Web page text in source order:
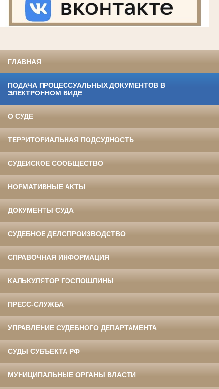
ГЛАВНАЯ
ПОДАЧА ПРОЦЕССУАЛЬНЫХ ДОКУМЕНТОВ В
ЭЛЕКТРОННОМ ВИДЕ
О СУДЕ
ТЕРРИТОРИАЛЬНАЯ ПОДСУДНОСТЬ
СУДЕЙСКОЕ СООБЩЕСТВО
НОРМАТИВНЫЕ АКТЫ
ДОКУМЕНТЫ СУДА
СУДЕБНОЕ ДЕЛОПРОИЗВОДСТВО
СПРАВОЧНАЯ ИНФОРМАЦИЯ
КАЛЬКУЛЯТОР ГОСПОШЛИНЫ
ПРЕСС-СЛУЖБА
УПРАВЛЕНИЕ СУДЕБНОГО ДЕПАРТАМЕНТА
СУДЫ СУБЪЕКТА РФ
МУНИЦИПАЛЬНЫЕ ОРГАНЫ ВЛАСТИ